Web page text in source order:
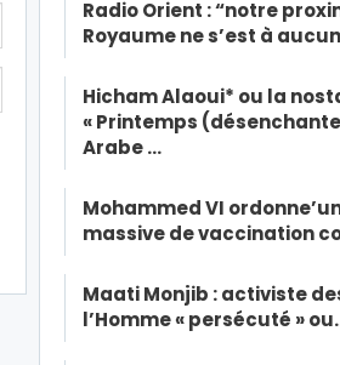
Radio Orient : “notre
Royaume ne s’est à
Hicham Alaoui* ou la
« Printemps
Arabe …
Mohammed VI
massive de vaccination
Maati Monjib : activiste
l’Homme « persécuté »